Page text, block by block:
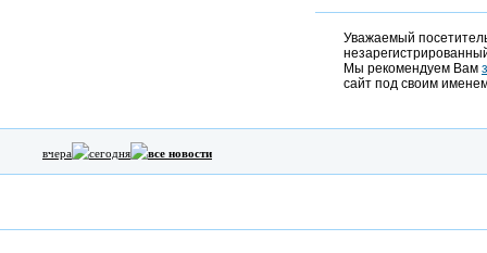
Уважаемый
Мы рекомендуем Вам
сайт под своим
вчера сегодня все новости